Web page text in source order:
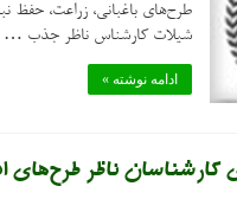
طرح‌های باغبانی، زراعت، حفظ
شیلات کارشناس ناظر جذب …
ادامه نوشته »
کارشناسان ناظر طرح‌های